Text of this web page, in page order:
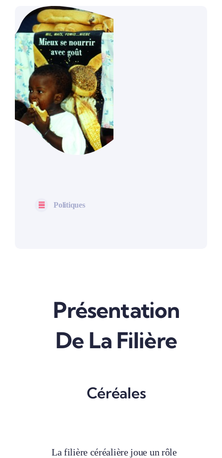
Politiques
Présentation
De La Filière
Céréales
La filière céréalière joue un rôle